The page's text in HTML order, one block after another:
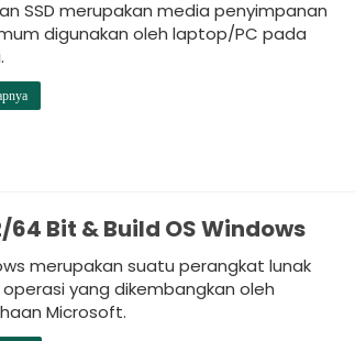
SSD merupakan media penyimpanan
digunakan oleh laptop/PC pada
Bit & Build OS Windows
merupakan suatu perangkat lunak
yang dikembangkan oleh
Microsoft.